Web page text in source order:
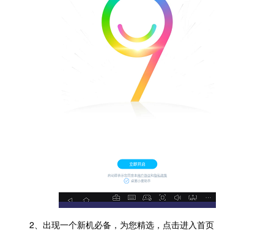
2、出现一个新机必备，为您精选，点击进入首页